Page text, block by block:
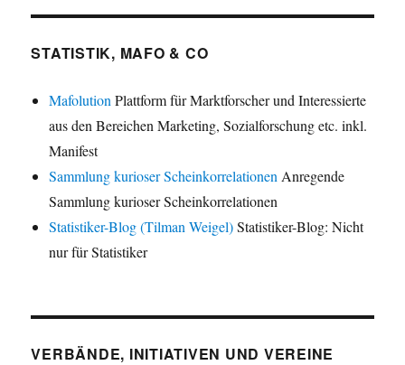
STATISTIK, MAFO & CO
Mafolution Plattform für Marktforscher und Interessierte
aus den Bereichen Marketing, Sozialforschung etc. inkl.
Manifest
Sammlung kurioser Scheinkorrelationen Anregende
Sammlung kurioser Scheinkorrelationen
Statistiker-Blog (Tilman Weigel)Statistiker-Blog: Nicht
nur für Statistiker
VERBÄNDE, INITIATIVEN UND VEREINE